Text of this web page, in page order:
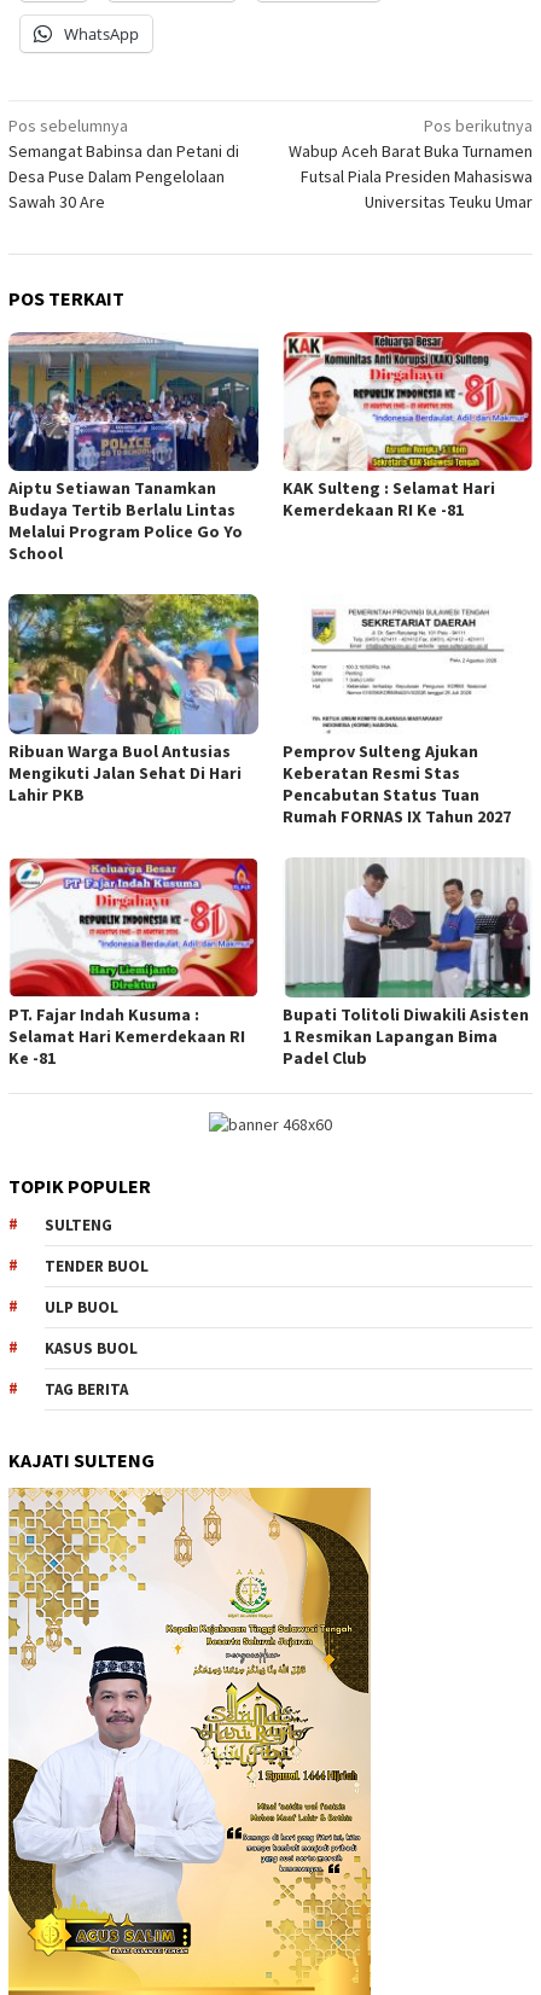
WhatsApp
Navigasi
pos
Pos sebelumnya
Semangat Babinsa dan Petani di
Desa Puse Dalam Pengelolaan
Sawah 30 Are
Pos berikutnya
Wabup Aceh Barat Buka Turnamen
Futsal Piala Presiden Mahasiswa
Universitas Teuku Umar
POS TERKAIT
Aiptu Setiawan Tanamkan
Budaya Tertib Berlalu Lintas
Melalui Program Police Go Yo
School
KAK Sulteng : Selamat Hari
Kemerdekaan RI Ke -81
Ribuan Warga Buol Antusias
Mengikuti Jalan Sehat Di Hari
Lahir PKB
Pemprov Sulteng Ajukan
Keberatan Resmi Stas
Pencabutan Status Tuan
Rumah FORNAS IX Tahun 2027
PT. Fajar Indah Kusuma :
Selamat Hari Kemerdekaan RI
Ke -81
Bupati Tolitoli Diwakili Asisten
1 Resmikan Lapangan Bima
Padel Club
TOPIK POPULER
SULTENG
TENDER BUOL
ULP BUOL
KASUS BUOL
TAG BERITA
KAJATI SULTENG